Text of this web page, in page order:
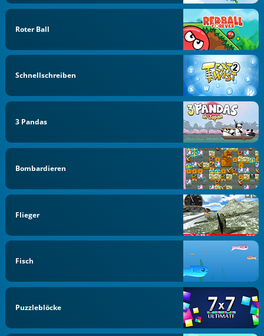
Roter Ball
Schnellschreiben
3 Pandas
Bombardieren
Flieger
Fisch
Puzzleblöcke